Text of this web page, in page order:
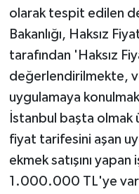
olarak tespit edilen
Bakanlığı, Haksız
tarafından 'Haksız
değerlendirilmekte,
uygulamaya
İstanbul başta olmak
fiyat tarifesini aşan
ekmek satışını
1.000.000 TL'ye